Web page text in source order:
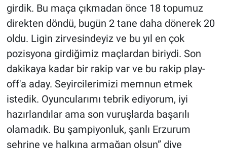
girdik. Bu maça çıkmadan önce 18 topumuz
direkten döndü, bugün 2 tane daha dönerek 20
oldu. Ligin zirvesindeyiz ve bu yıl en çok
pozisyona girdiğimiz maçlardan biriydi. Son
dakikaya kadar bir rakip var ve bu rakip play-
off'a aday. Seyircilerimizi memnun etmek
istedik. Oyuncularımı tebrik ediyorum, iyi
hazırlandılar ama son vuruşlarda başarılı
olamadık. Bu şampiyonluk, şanlı Erzurum
şehrine ve halkına armağan olsun” diye